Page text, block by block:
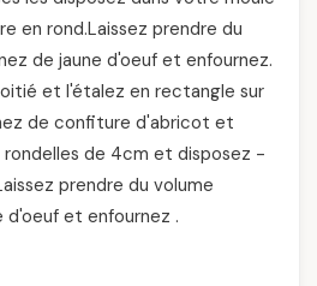
en rond.Laissez prendre du
de jaune d'oeuf et enfournez.
et l'étalez en rectangle sur
de confiture d'abricot et
de 4cm et disposez -
prendre du volume
d'oeuf et enfournez .